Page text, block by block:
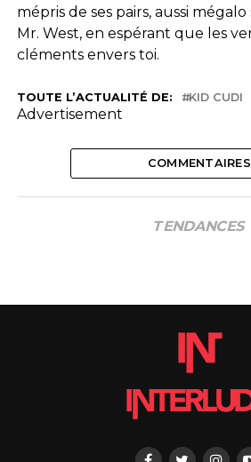
mépris de ses pairs, aussi
Mr. West, en espérant que les
cléments envers toi.
TOUTE L’ACTUALITÉ DE: KID CUDI
Advertisement
COMMENTAIRES
TENDANCES